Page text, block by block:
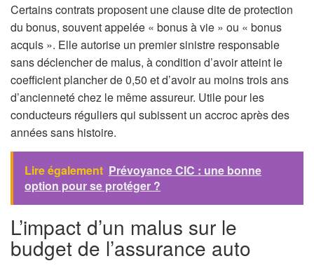
Certains contrats proposent une clause dite de protection
du bonus, souvent appelée « bonus à vie » ou « bonus
acquis ». Elle autorise un premier sinistre responsable
sans déclencher de malus, à condition d’avoir atteint le
coefficient plancher de 0,50 et d’avoir au moins trois ans
d’ancienneté chez le même assureur. Utile pour les
conducteurs réguliers qui subissent un accroc après des
années sans histoire.
Lire également Prévoyance CIC : une bonne
option pour se protéger ?
L’impact d’un malus sur le
budget de l’assurance auto